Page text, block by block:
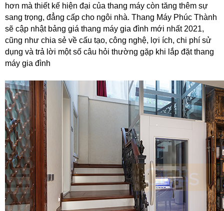
hơn mà thiết kế hiện đại của thang máy còn tăng thêm sự
sang trọng, đẳng cấp cho ngôi nhà. Thang Máy Phúc Thành
sẽ cập nhật bảng giá thang máy gia đình mới nhất 2021,
cũng như chia sẻ về cấu tạo, công nghệ, lợi ích, chi phí sử
dụng và trả lời một số câu hỏi thường gặp khi lắp đặt thang
máy gia đình